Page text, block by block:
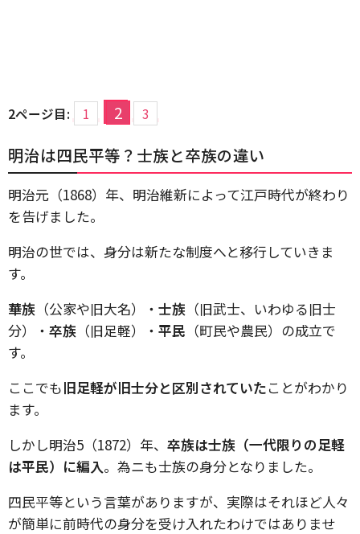
2ページ目: 1 2 3
明治は四民平等？士族と卒族の違い
明治元（1868）年、明治維新によって江戸時代が終わり
を告げました。
明治の世では、身分は新たな制度へと移行していきま
す。
華族 （公家や旧大名）・ 士族 （旧武士、いわゆる旧士
分）・ 卒族 （旧足軽）・ 平民 （町民や農民）の成立で
す。
ここでも旧足軽が旧士分と区別されていたことがわかり
ます。
しかし明治5（1872）年、 卒族は士族（一代限りの足軽
は平民）に編入。為ニも士族の身分となりました。
四民平等という言葉がありますが、実際はそれほど人々
が簡単に前時代の身分を受け入れたわけではありませ